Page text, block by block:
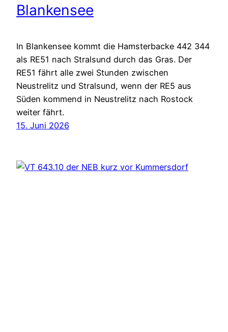
Blankensee
In Blankensee kommt die Hamsterbacke 442 344
als RE51 nach Stralsund durch das Gras. Der
RE51 fährt alle zwei Stunden zwischen
Neustrelitz und Stralsund, wenn der RE5 aus
Süden kommend in Neustrelitz nach Rostock
weiter fährt.
15. Juni 2026